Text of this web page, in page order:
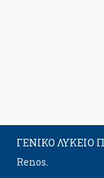
ΓΕΝΙΚΟ ΛΥΚΕΙΟ
Renos.